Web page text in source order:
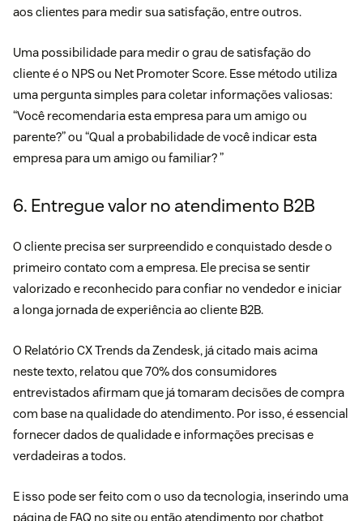
aos clientes para medir sua satisfação, entre outros.
Uma possibilidade para medir o grau de satisfação do
cliente é o NPS ou Net Promoter Score. Esse método utiliza
uma pergunta simples para coletar informações valiosas:
“Você recomendaria esta empresa para um amigo ou
parente?” ou “Qual a probabilidade de você indicar esta
empresa para um amigo ou familiar? ”
6. Entregue valor no atendimento B2B
O cliente precisa ser surpreendido e conquistado desde o
primeiro contato com a empresa. Ele precisa se sentir
valorizado e reconhecido para confiar no vendedor e iniciar
a longa jornada de experiência ao cliente B2B.
O Relatório CX Trends da Zendesk, já citado mais acima
neste texto, relatou que 70% dos consumidores
entrevistados afirmam que já tomaram decisões de compra
com base na qualidade do atendimento. Por isso, é essencial
fornecer dados de qualidade e informações precisas e
verdadeiras a todos.
E isso pode ser feito com o uso da tecnologia, inserindo uma
página de FAQ no site ou então atendimento por chatbot